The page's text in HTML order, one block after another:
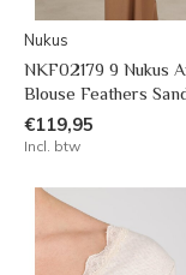
Nukus
NKF02179 9 Nukus
Blouse Feathers
€119,95
Incl. btw